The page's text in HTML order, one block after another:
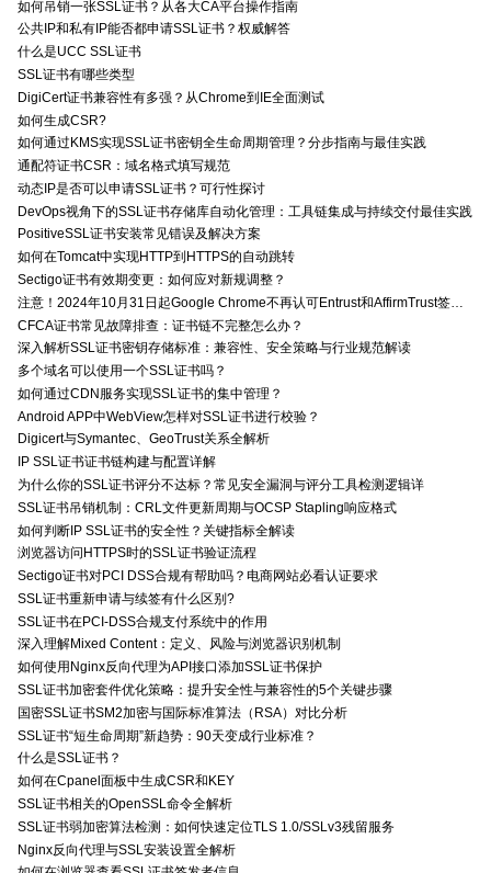
如何吊销一张SSL证书？从各大CA平台操作指南
公共IP和私有IP能否都申请SSL证书？权威解答
什么是UCC SSL证书
SSL证书有哪些类型
DigiCert证书兼容性有多强？从Chrome到IE全面测试
如何生成CSR?
如何通过KMS实现SSL证书密钥全生命周期管理？分步指南与最佳实践
通配符证书CSR：域名格式填写规范
动态IP是否可以申请SSL证书？可行性探讨
DevOps视角下的SSL证书存储库自动化管理：工具链集成与持续交付最佳实践
PositiveSSL证书安装常见错误及解决方案
如何在Tomcat中实现HTTP到HTTPS的自动跳转
Sectigo证书有效期变更：如何应对新规调整？
CFCA证书常见故障排查：证书链不完整怎么办？
深入解析SSL证书密钥存储标准：兼容性、安全策略与行业规范解读
多个域名可以使用一个SSL证书吗？
如何通过CDN服务实现SSL证书的集中管理？
Android APP中WebView怎样对SSL证书进行校验？
Digicert与Symantec、GeoTrust关系全解析
IP SSL证书证书链构建与配置详解
为什么你的SSL证书评分不达标？常见安全漏洞与评分工具检测逻辑详
SSL证书吊销机制：CRL文件更新周期与OCSP Stapling响应格式
如何判断IP SSL证书的安全性？关键指标全解读
浏览器访问HTTPS时的SSL证书验证流程
Sectigo证书对PCI DSS合规有帮助吗？电商网站必看认证要求
SSL证书重新申请与续签有什么区别?
SSL证书在PCI-DSS合规支付系统中的作用
深入理解Mixed Content：定义、风险与浏览器识别机制
如何使用Nginx反向代理为API接口添加SSL证书保护
SSL证书加密套件优化策略：提升安全性与兼容性的5个关键步骤
国密SSL证书SM2加密与国际标准算法（RSA）对比分析
SSL证书“短生命周期”新趋势：90天变成行业标准？
什么是SSL证书？
如何在Cpanel面板中生成CSR和KEY
SSL证书相关的OpenSSL命令全解析
SSL证书弱加密算法检测：如何快速定位TLS 1.0/SSLv3残留服务
Nginx反向代理与SSL安装设置全解析